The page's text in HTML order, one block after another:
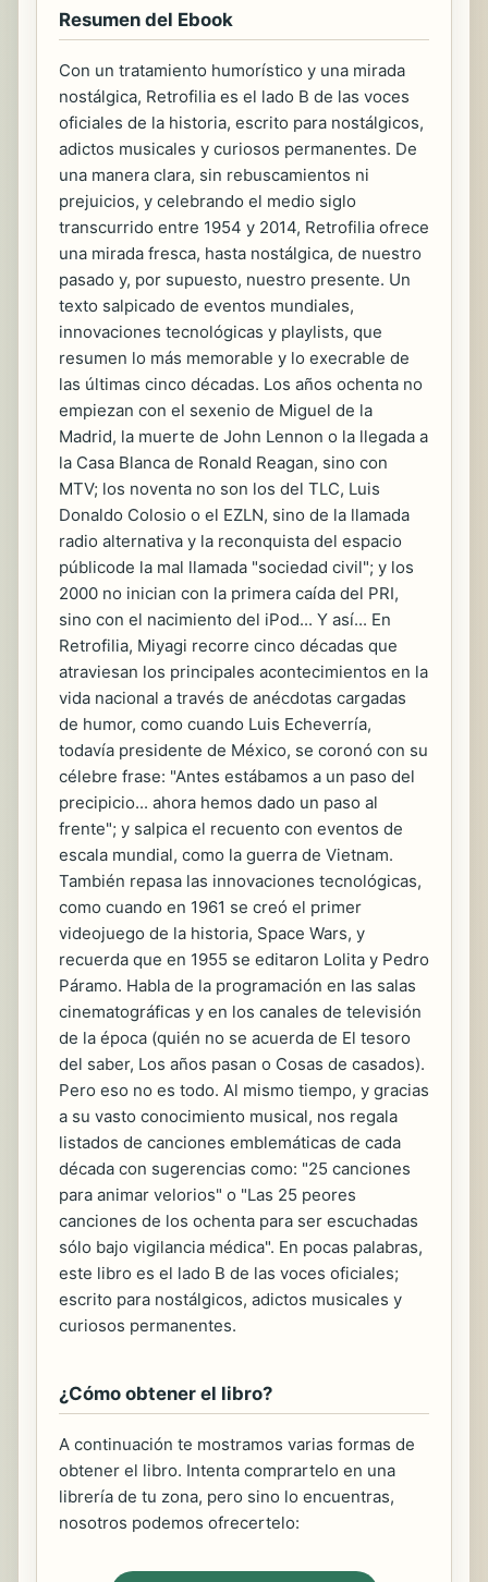
Resumen del Ebook
Con un tratamiento humorístico y una mirada
nostálgica, Retrofilia es el lado B de las voces
oficiales de la historia, escrito para nostálgicos,
adictos musicales y curiosos permanentes. De
una manera clara, sin rebuscamientos ni
prejuicios, y celebrando el medio siglo
transcurrido entre 1954 y 2014, Retrofilia ofrece
una mirada fresca, hasta nostálgica, de nuestro
pasado y, por supuesto, nuestro presente. Un
texto salpicado de eventos mundiales,
innovaciones tecnológicas y playlists, que
resumen lo más memorable y lo execrable de
las últimas cinco décadas. Los años ochenta no
empiezan con el sexenio de Miguel de la
Madrid, la muerte de John Lennon o la llegada a
la Casa Blanca de Ronald Reagan, sino con
MTV; los noventa no son los del TLC, Luis
Donaldo Colosio o el EZLN, sino de la llamada
radio alternativa y la reconquista del espacio
públicode la mal llamada "sociedad civil"; y los
2000 no inician con la primera caída del PRI,
sino con el nacimiento del iPod... Y así... En
Retrofilia, Miyagi recorre cinco décadas que
atraviesan los principales acontecimientos en la
vida nacional a través de anécdotas cargadas
de humor, como cuando Luis Echeverría,
todavía presidente de México, se coronó con su
célebre frase: "Antes estábamos a un paso del
precipicio... ahora hemos dado un paso al
frente"; y salpica el recuento con eventos de
escala mundial, como la guerra de Vietnam.
También repasa las innovaciones tecnológicas,
como cuando en 1961 se creó el primer
videojuego de la historia, Space Wars, y
recuerda que en 1955 se editaron Lolita y Pedro
Páramo. Habla de la programación en las salas
cinematográficas y en los canales de televisión
de la época (quién no se acuerda de El tesoro
del saber, Los años pasan o Cosas de casados).
Pero eso no es todo. Al mismo tiempo, y gracias
a su vasto conocimiento musical, nos regala
listados de canciones emblemáticas de cada
década con sugerencias como: "25 canciones
para animar velorios" o "Las 25 peores
canciones de los ochenta para ser escuchadas
sólo bajo vigilancia médica". En pocas palabras,
este libro es el lado B de las voces oficiales;
escrito para nostálgicos, adictos musicales y
curiosos permanentes.
¿Cómo obtener el libro?
A continuación te mostramos varias formas de
obtener el libro. Intenta comprartelo en una
librería de tu zona, pero sino lo encuentras,
nosotros podemos ofrecertelo: